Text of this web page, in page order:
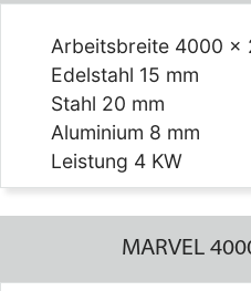
Arbeitsbreite 4000 x
Edelstahl 15 mm
Stahl 20 mm
Aluminium 8 mm
Leistung 4 KW
MARVEL